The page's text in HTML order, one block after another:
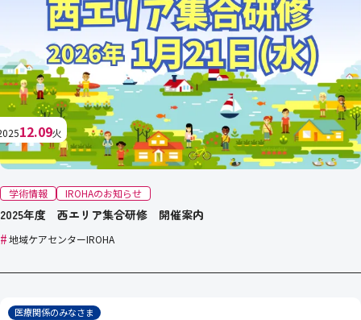
12.09火
学術情報 IROHAのお知らせ
2025年度 西エリア集合研修 開催案内
#地域ケアセンターIROHA
医療関係のみなさま